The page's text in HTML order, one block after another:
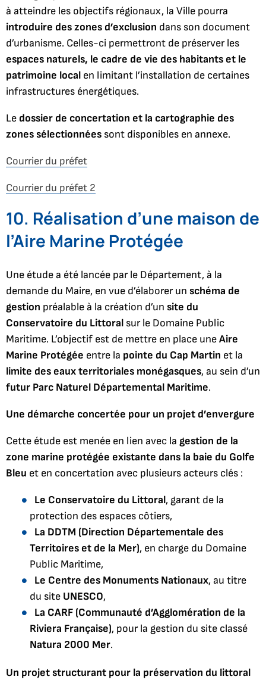
à atteindre les objectifs régionaux, la Ville pourra
introduire des zones d’exclusion dans son document
d’urbanisme. Celles-ci permettront de préserver les
espaces naturels, le cadre de vie des habitants et le
patrimoine local en limitant l’installation de certaines
infrastructures énergétiques.
Le dossier de concertation et la cartographie des
zones sélectionnées sont disponibles en annexe.
Courrier du préfet
Courrier du préfet 2
10. Réalisation d’une maison de
l’Aire Marine Protégée
Une étude a été lancée par le Département, à la
demande du Maire, en vue d’élaborer un schéma de
gestion préalable à la création d’un site du
Conservatoire du Littoral sur le Domaine Public
Maritime. L’objectif est de mettre en place uneAire
Marine Protégée entre la pointe du Cap Martin et la
limite des eaux territoriales monégasques, au sein d’un
futur Parc Naturel Départemental Maritime.
Une démarche concertée pour un projet d’envergure
Cette étude est menée en lien avec la gestion de la
zone marine protégée existante dans la baie du Golfe
Bleu et en concertation avec plusieurs acteurs clés :
Le Conservatoire du Littoral, garant de la
protection des espaces côtiers,
La DDTM (Direction Départementale des
Territoires et de la Mer), en charge du Domaine
Public Maritime,
Le Centre des Monuments Nationaux, au titre
du site UNESCO,
La CARF (Communauté d’Agglomération de la
Riviera Française), pour la gestion du site classé
Natura 2000 Mer.
Un projet structurant pour la préservation du littoral